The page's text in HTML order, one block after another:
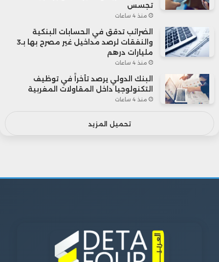
تجسس
منذ 4 ساعات
الضرائب تدقق في الحسابات البنكية
والنفقات لرصد مداخيل غير مصرح بها بـ3
مليارات درهم
منذ 4 ساعات
البنك الدولي يرصد تأخراً في توظيف
التكنولوجيا داخل المقاولات المغربية
منذ 4 ساعات
تحميل المزيد